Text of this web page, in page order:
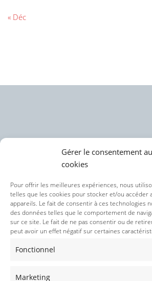
Gérer le consentement
cookies
Pour offrir les meilleures expériences, nous
telles que les cookies pour stocker et/ou accéder
appareils. Le fait de consentir à ces technologies
des données telles que le comportement de
sur ce site. Le fait de ne pas consentir ou de
peut avoir un effet négatif sur certaines
Fonctionnel
Marketing
« Déc
Politique des cookies (UE)
Politique de confidentialité
Nos réseaux sociaux :